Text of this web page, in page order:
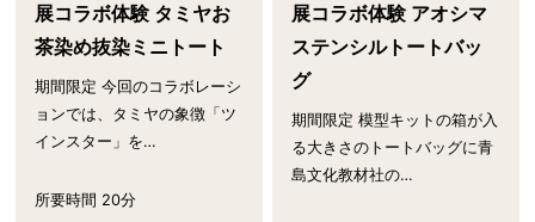
展コラボ体験 タミヤお
茶染め抜染ミニトート
期間限定 今回のコラボレーシ
ョンでは、タミヤの象徴「ツ
インスター」を…
所要時間 20分
展コラボ体験 アオシマ
ステンシルトートバッ
グ
期間限定 模型キットの箱が入
る大きさのトートバッグに青
島文化教材社の…